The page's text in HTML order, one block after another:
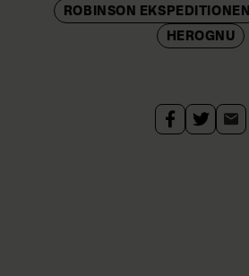
ROBINSON EKSPEDITIONEN
HEROGNU